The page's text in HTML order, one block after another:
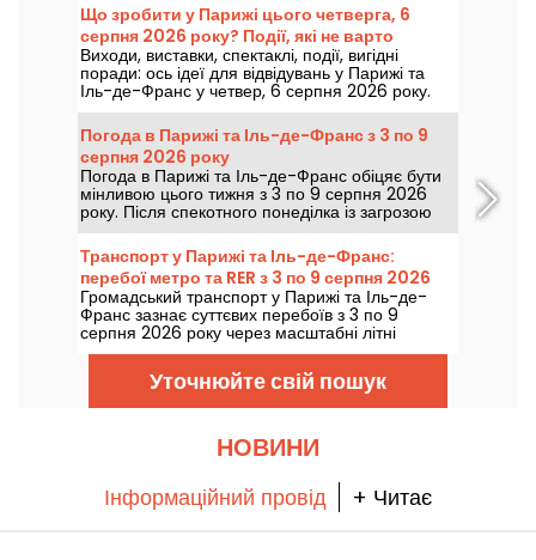
Що зробити у Парижі цього четверга, 6
серпня 2026 року? Події, які не варто
пропускати
Виходи, виставки, спектаклі, події, вигідні
поради: ось ідеї для відвідувань у Парижі та
Іль-де-Франс у четвер, 6 серпня 2026 року.
Погода в Парижі та Іль-де-Франс з 3 по 9
серпня 2026 року
Погода в Парижі та Іль-де-Франс обіцяє бути
мінливою цього тижня з 3 по 9 серпня 2026
року. Після спекотного понеділка із загрозою
гроз температура повільно знижуватиметься,
перш ніж на вихідні повернеться тепла та
сонячна погода.
Транспорт у Парижі та Іль-де-Франс:
перебої метро та RER з 3 по 9 серпня 2026
року
Громадський транспорт у Парижі та Іль-де-
Франс зазнає суттєвих перебоїв з 3 по 9
серпня 2026 року через масштабні літні
роботи, які дуже сильно позначаться на
окремих лініях, згідно з даними RATP та SNCF.
Уточнюйте свій пошук
НОВИНИ
Інформаційний провід + Читає